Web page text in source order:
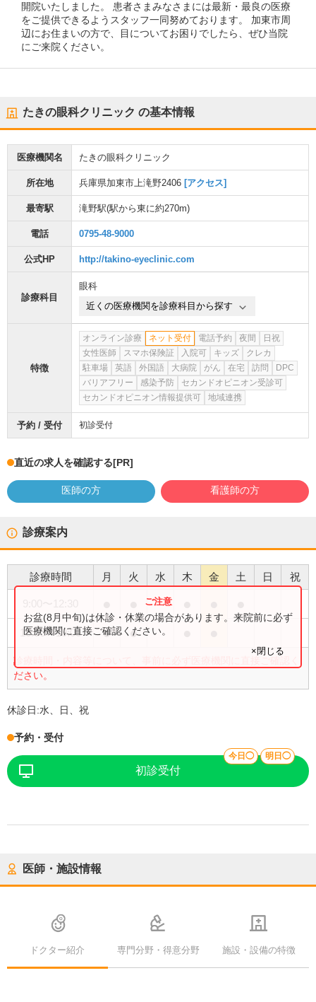
開院いたしました。 患者さまみなさまには最新・最良の医療
をご提供できるようスタッフ一同努めております。 加東市周
辺にお住まいの方で、目についてお困りでしたら、ぜひ当院
にご来院ください。
たきの眼科クリニック の基本情報
医療機関名 たきの眼科クリニック
所在地 兵庫県加東市上滝野2406 [アクセス]
最寄駅 滝野駅(駅から東に約270m)
電話 0795-48-9000
公式HP http://takino-eyeclinic.com
診療科目
眼科
近くの医療機関を診療科目から探す
特徴
オンライン診療 ネット受付 電話予約 夜間
日祝
女性医師
スマホ保険証 入院可 キッズ
クレカ
駐車場
英語 外国語 大病院 がん 在宅 訪問
DPC
バリアフリー
感染予防
セカンドオピニオン受診可
セカンドオピニオン情報提供可
地域連携
予約 / 受付 初診受付
直近の求人を確認する[PR]
医師の方 看護師の方
診療案内
診療時間 月 火 水 木 金 土 日 祝
16:00〜19:00 ● ●
診療時間・内容等について、事前に必ず医療機関に直接ご確認く
ださい。
お盆(8月中旬)は休診・休業の場合があります。来院前に必ず
医療機関に直接ご確認ください。
×閉じる
休診日:水、日、祝
予約・受付
初診受付
今日◯ 明日◯
医師・施設情報
ドクター紹介 専門分野・得意分野 施設・設備の特徴